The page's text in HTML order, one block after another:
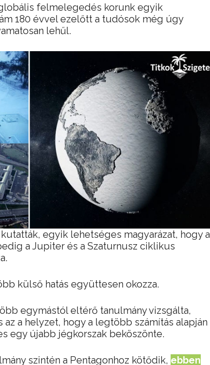
felmelegedés korunk egyik
180 évvel ezelőtt a tudósok még úgy
lehűl.
egyik lehetséges magyarázat, hogy a
a Jupiter és a Szaturnusz ciklikus
külső hatás együttesen okozza.
egymástól eltérő tanulmány vizsgálta,
az a helyzet, hogy a legtöbb számítás alapján
egy újabb jégkorszak beköszönte.
szintén a Pentagonhoz kötődik, ebben